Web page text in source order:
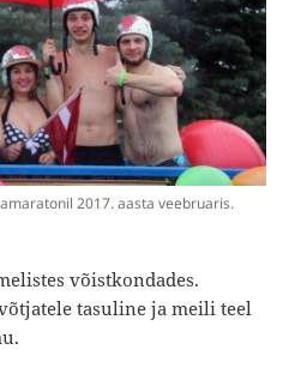
2017. aasta veebruaris.
võistkondades.
tasuline ja meili teel